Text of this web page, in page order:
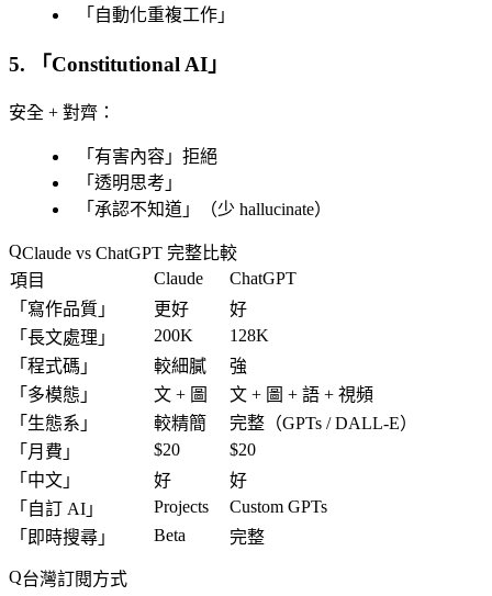
「 自動化重複工作 」
5. 「 Constitutional AI 」
安全 + 對齊 ：
「 有害內容 」拒絕
「 透明思考 」
「 承認不知道 」（少 hallucinate）
Claude vs ChatGPT 完整比較
項目
Claude
ChatGPT
「 寫作品質 」 更好
好
「 長文處理 」 200K
128K
「 程式碼 」 較細膩
強
「 多模態 」 文 + 圖
文 + 圖 + 語 + 視頻
「 生態系 」 較精簡 完整 （GPTs / DALL-E）
「 月費 」 $20
$20
「 中文 」 好
好
「 自訂 AI 」 Projects
Custom GPTs
「 即時搜尋 」 Beta 完整
台灣訂閱方式